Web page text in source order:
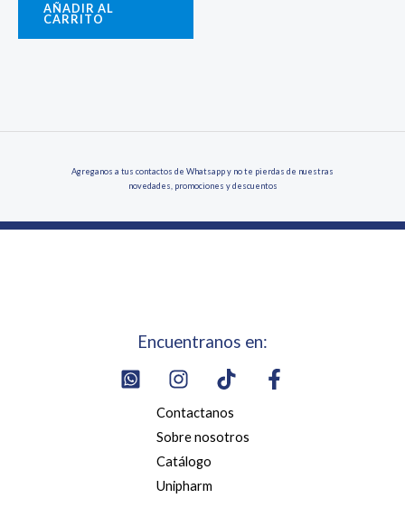
AÑADIR AL
CARRITO
Agreganos a tus contactos de Whatsapp y no te pierdas de nuestras
novedades, promociones y descuentos
Encuentranos en:
Contactanos
Sobre nosotros
Catálogo
Unipharm